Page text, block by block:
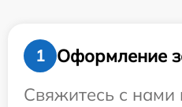
1
Оформление
Свяжитесь с